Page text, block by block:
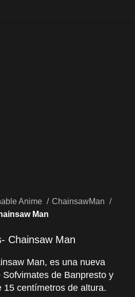
Anime
ChainsawMan
Man
Chainsaw Man
Man, es una nueva
de Banpresto y
15 centímetros de altura.